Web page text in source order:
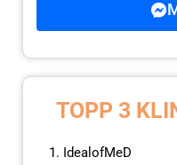
TOPP 3
IdealofMeD